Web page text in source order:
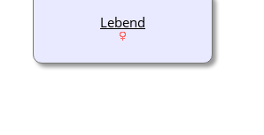
Lebend